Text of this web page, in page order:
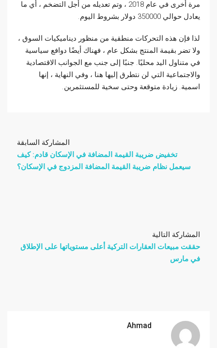
مرة أخرى في عام 2018 ، وتم تعديله من أجل التضخم ، أي ما
يعادل حوالي 350000 دولار بشروط اليوم.
لذا فإن هذه التحركات منطقية من منظور ديناميكيات السوق ،
ولا تضر بقيمة المنتج بشكل عام ، فهناك أيضًا دوافع سياسية
في متناول اليد محليًا. جنبًا إلى جنب مع الجوانب الاقتصادية
والاجتماعية التي لن نتطرق إليها هنا ، وفي النهاية ، إنها
اسمية. زيادة متوقعة وحتى سخية للمستثمرين.
المشاركة السابقة
تخفيض ضريبة القيمة المضافة في الإسكان قادم: كيف
سيعمل نظام ضريبة القيمة المضافة المزدوج في الإسكان؟
المشاركة التالية
حققت مبيعات العقارات التركية أعلى مستوياتها على الإطلاق
في مارس
Ahmad